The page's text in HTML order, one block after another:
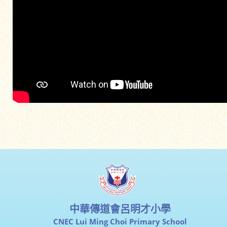
中華傳道會呂明才小學
CNEC Lui Ming Choi Primary School